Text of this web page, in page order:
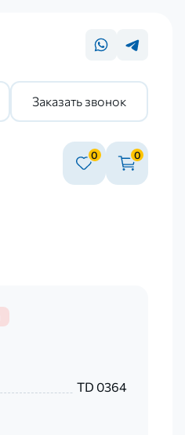
Заказать звонок
0 0
TD 0364